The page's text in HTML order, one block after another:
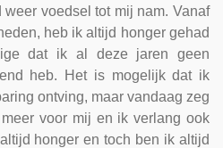
voedsel tot mij nam. Vanaf
heb ik altijd honger gehad
dat ik al deze jaren geen
heb. Het is mogelijk dat ik
ontving, maar vandaag zeg
voor mij en ik verlang ook
honger en toch ben ik altijd